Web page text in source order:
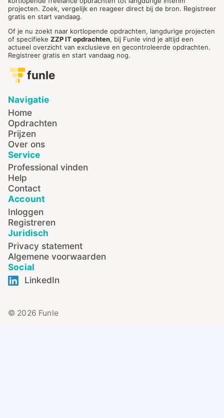
projecten. Zoek, vergelijk en reageer direct bij de bron. Registreer
gratis en start vandaag.
Of je nu zoekt naar kortlopende opdrachten, langdurige projecten
of specifieke ZZP IT opdrachten, bij Funle vind je altijd een
actueel overzicht van exclusieve en gecontroleerde opdrachten.
Registreer gratis en start vandaag nog.
funle
Navigatie
Home
Opdrachten
Prijzen
Over ons
Service
Professional vinden
Help
Contact
Account
Inloggen
Registreren
Juridisch
Privacy statement
Algemene voorwaarden
Social
LinkedIn
© 2026 Funle